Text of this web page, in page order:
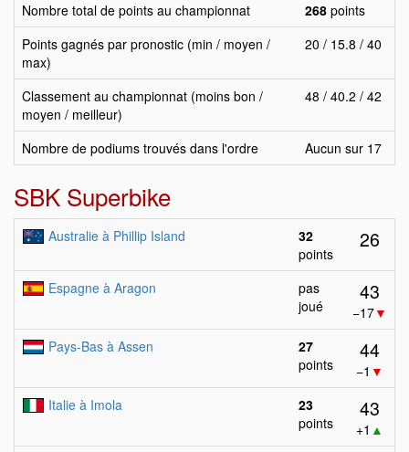
Nombre total de points au championnat 268 points
Points gagnés par pronostic (min / moyen /
max)
20 / 15.8 / 40
Classement au championnat (moins bon /
moyen / meilleur)
48 / 40.2 / 42
Nombre de podiums trouvés dans l'ordre Aucun sur 17
SBK Superbike
Australie à Phillip Island
32
points
26
Espagne à Aragon
pas
joué
43
−17▼
Pays-Bas à Assen
27
points
44
−1 ▼
Italie à Imola
23
points
43
+1 ▲